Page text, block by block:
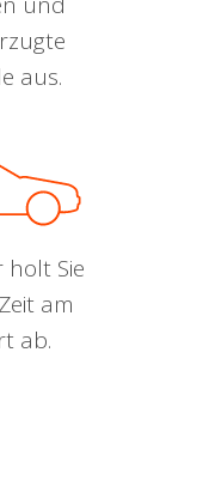
aus.
holt Sie
am
ab.